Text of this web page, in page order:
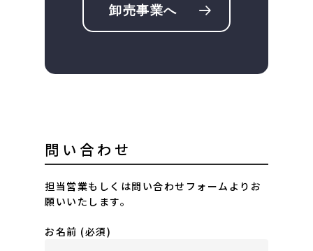
卸売事業へ
問い合わせ
担当営業もしくは問い合わせフォームよりお
願いいたします。
お名前 (必須)